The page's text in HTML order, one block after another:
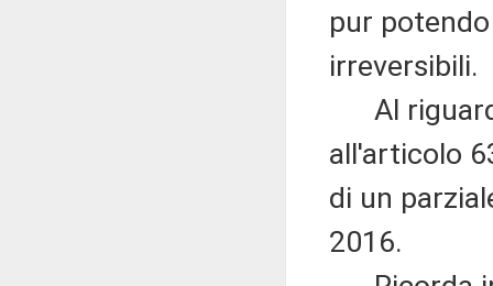
pur
irreversibili.
Al
all'articolo
di un
2016.